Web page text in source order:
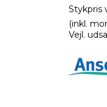
Stykpris
(inkl.
Vejl.